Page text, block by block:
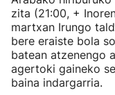
zita (21:00, +
martxan Irungo
bere eraiste bola
batean atzenengo
agertoki gaineko
baina indargarria.